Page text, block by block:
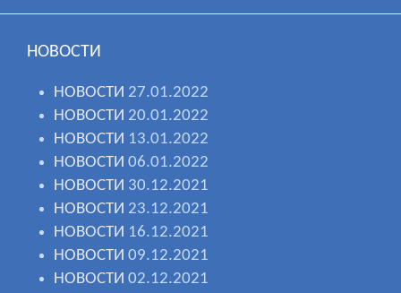
НОВОСТИ
НОВОСТИ 27.01.2022
НОВОСТИ 20.01.2022
НОВОСТИ 13.01.2022
НОВОСТИ 06.01.2022
НОВОСТИ 30.12.2021
НОВОСТИ 23.12.2021
НОВОСТИ 16.12.2021
НОВОСТИ 09.12.2021
НОВОСТИ 02.12.2021